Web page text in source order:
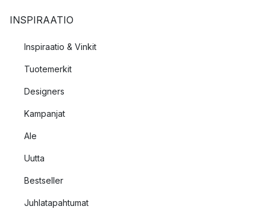
INSPIRAATIO
Inspiraatio & Vinkit
Tuotemerkit
Designers
Kampanjat
Ale
Uutta
Bestseller
Juhlatapahtumat